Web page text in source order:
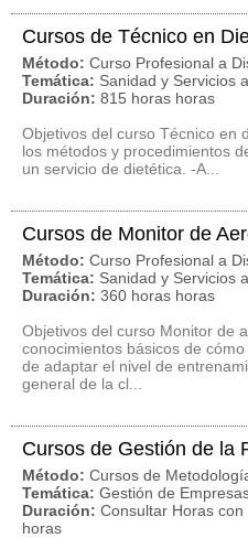
Cursos de Técnico en
Método: Curso Profesional a
Temática: Sanidad y Servicios
Duración: 815 horas horas
Objetivos del curso Técnico en
los métodos y procedimientos
un servicio de dietética. -A...
Cursos de Monitor de
Método: Curso Profesional a
Temática: Sanidad y Servicios
Duración: 360 horas horas
Objetivos del curso Monitor de
conocimientos básicos de
de adaptar el nivel de
general de la cl...
Cursos de Gestión de la
Método: Cursos de
Temática: Gestión de
Duración: Consultar Horas
horas